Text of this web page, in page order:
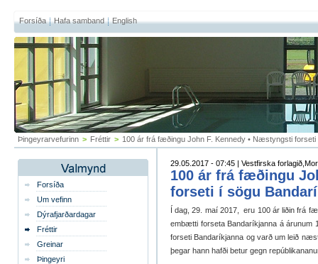
Forsíða Hafa samband English
Þingeyrarvefurinn > Fréttir > 100 ár frá fæðingu John F. Kennedy • Næstyngsti
Forsíða
Um vefinn
Dýrafjarðardagar
Fréttir
Greinar
Þingeyri
29.05.2017 - 07:45 | Vestfirska
100 ár frá fæðingu
forseti í sögu
Í dag, 29. maí 2017, eru 100 ár liðin frá
embætti for­seta Banda­ríkj­anna á ár­un­um
for­seti Banda­ríkj­anna og varð um leið
þegar hann hafði bet­ur gegn